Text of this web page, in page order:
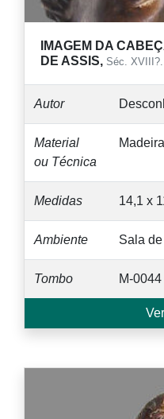
IMAGEM DA
DE ASSIS, Séc. XVIII?.
Autor
Material
ou Técnica
Medidas 14,1 x
Ambiente Sala
Tombo M-0044